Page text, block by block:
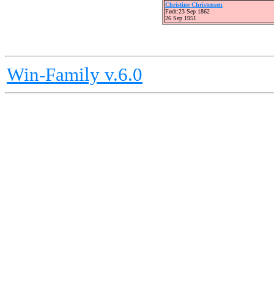
Christine Christensen
Født:23 Sep 1862
26 Sep 1951
Win-Family v.6.0